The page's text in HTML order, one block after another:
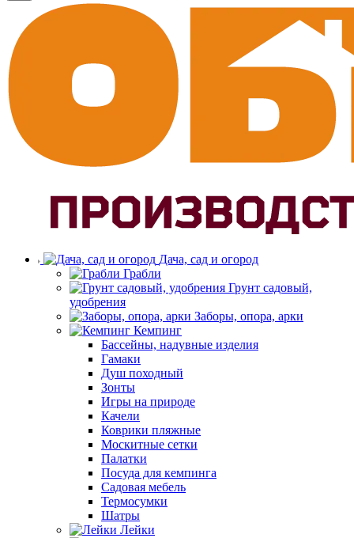
Дача, сад и огород
Грабли
Грунт садовый,
удобрения
Заборы, опора, арки
Кемпинг
Бассейны, надувные изделия
Гамаки
Душ походный
Зонты
Игры на природе
Качели
Коврики пляжные
Москитные сетки
Палатки
Посуда для кемпинга
Садовая мебель
Термосумки
Шатры
Лейки